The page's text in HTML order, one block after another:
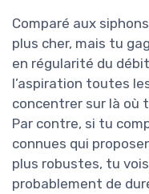
Comparé aux
plus cher, mais tu
en régularité du
l’aspiration toutes
concentrer sur là où
Par contre, si tu
connues qui
plus robustes, tu
probablement de